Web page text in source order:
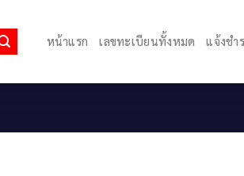
หน้าแรก เลขทะเบียนทั้งหมด แจ้งชำ